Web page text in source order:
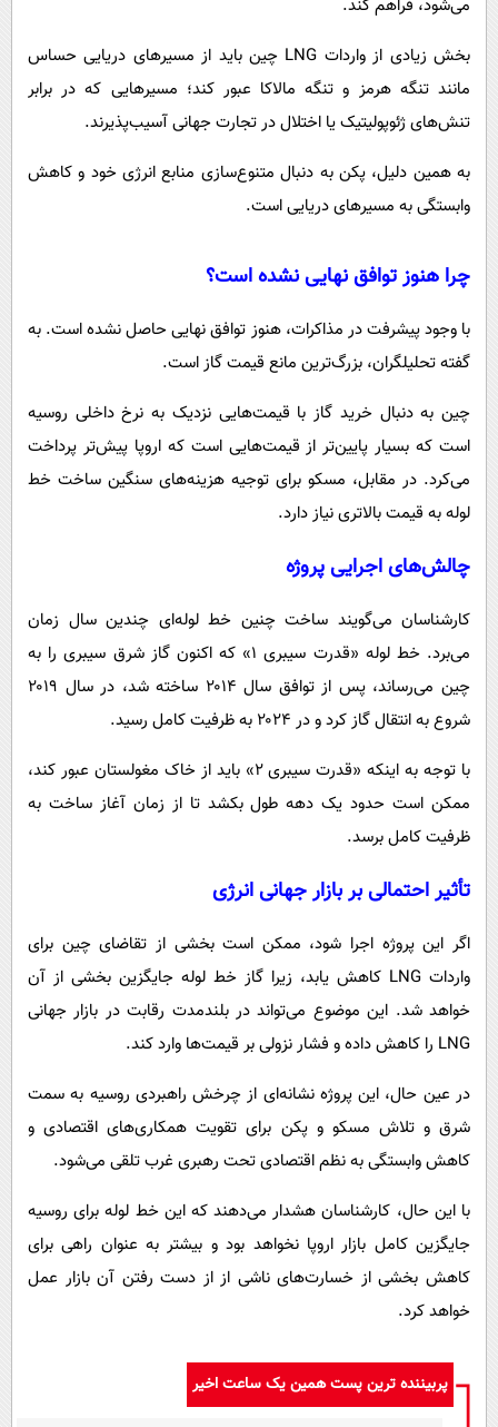
می‌شود، فراهم کند.
بخش زیادی از واردات LNG چین باید از مسیرهای دریایی حساس
مانند تنگه هرمز و تنگه مالاکا عبور کند؛ مسیرهایی که در برابر
تنش‌های ژئوپولیتیک یا اختلال در تجارت جهانی آسیب‌پذیرند.
به همین دلیل، پکن به دنبال متنوع‌سازی منابع انرژی خود و کاهش
وابستگی به مسیرهای دریایی است.
چرا هنوز توافق نهایی نشده است؟
با وجود پیشرفت در مذاکرات، هنوز توافق نهایی حاصل نشده است. به
گفته تحلیلگران، بزرگ‌ترین مانع قیمت گاز است.
چین به دنبال خرید گاز با قیمت‌هایی نزدیک به نرخ داخلی روسیه
است که بسیار پایین‌تر از قیمت‌هایی است که اروپا پیش‌تر پرداخت
می‌کرد. در مقابل، مسکو برای توجیه هزینه‌های سنگین ساخت خط
لوله به قیمت بالاتری نیاز دارد.
چالش‌های اجرایی پروژه
کارشناسان می‌گویند ساخت چنین خط لوله‌ای چندین سال زمان
می‌برد. خط لوله «قدرت سیبری ۱» که اکنون گاز شرق سیبری را به
چین می‌رساند، پس از توافق سال ۲۰۱۴ ساخته شد، در سال ۲۰۱۹
شروع به انتقال گاز کرد و در ۲۰۲۴ به ظرفیت کامل رسید.
با توجه به اینکه «قدرت سیبری ۲» باید از خاک مغولستان عبور کند،
ممکن است حدود یک دهه طول بکشد تا از زمان آغاز ساخت به
ظرفیت کامل برسد.
تأثیر احتمالی بر بازار جهانی انرژی
اگر این پروژه اجرا شود، ممکن است بخشی از تقاضای چین برای
واردات LNG کاهش یابد، زیرا گاز خط لوله جایگزین بخشی از آن
خواهد شد. این موضوع می‌تواند در بلندمدت رقابت در بازار جهانی
LNG را کاهش داده و فشار نزولی بر قیمت‌ها وارد کند.
در عین حال، این پروژه نشانه‌ای از چرخش راهبردی روسیه به سمت
شرق و تلاش مسکو و پکن برای تقویت همکاری‌های اقتصادی و
کاهش وابستگی به نظم اقتصادی تحت رهبری غرب تلقی می‌شود.
با این حال، کارشناسان هشدار می‌دهند که این خط لوله برای روسیه
جایگزین کامل بازار اروپا نخواهد بود و بیشتر به عنوان راهی برای
کاهش بخشی از خسارت‌های ناشی از از دست رفتن آن بازار عمل
خواهد کرد.
پربیننده ترین پست همین یک ساعت اخیر